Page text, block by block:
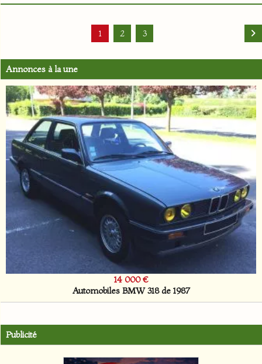
Annonces à la une
14 000 €
Automobiles BMW 318 de 1987
Publicité
1 2 3